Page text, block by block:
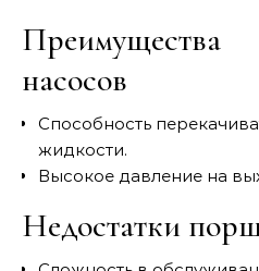
насосов
Способность
жидкости.
Высокое давление на
Недостатки